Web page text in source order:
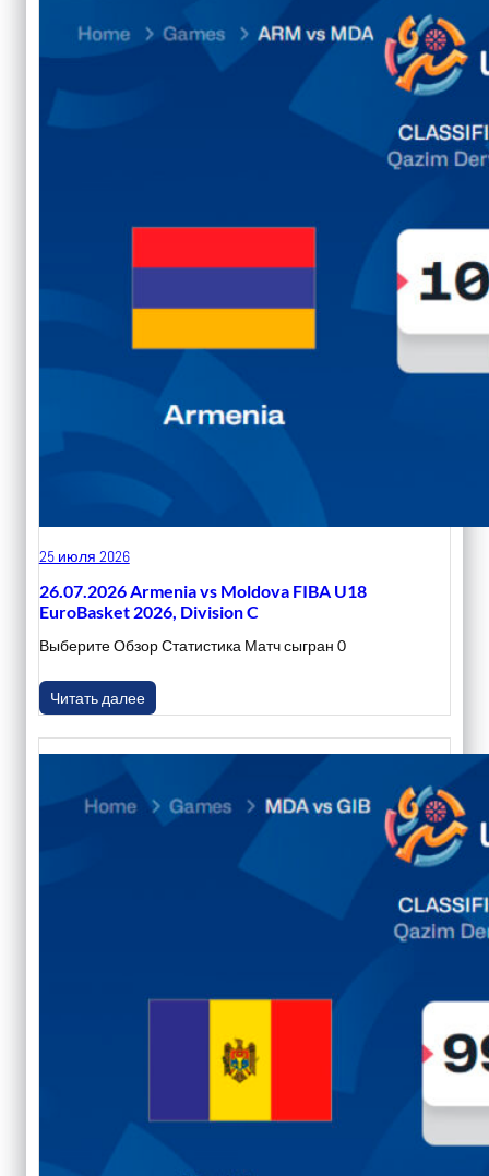
25 июля 2026
26.07.2026 Armenia vs Moldova FIBA U18
EuroBasket 2026, Division C
Выберите Обзор Статистика Матч сыгран 0
Читать далее